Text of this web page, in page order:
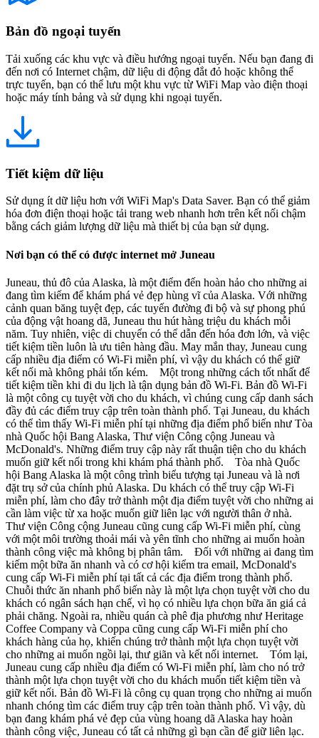
Bản đồ ngoại tuyến
Tải xuống các khu vực và điều hướng ngoại tuyến. Nếu bạn đang đi
đến nơi có Internet chậm, dữ liệu di động đắt đỏ hoặc không thể
trực tuyến, bạn có thể lưu một khu vực từ WiFi Map vào điện thoại
hoặc máy tính bảng và sử dụng khi ngoại tuyến.
Tiết kiệm dữ liệu
Sử dụng ít dữ liệu hơn với WiFi Map's Data Saver. Bạn có thể giảm
hóa đơn điện thoại hoặc tải trang web nhanh hơn trên kết nối chậm
bằng cách giảm lượng dữ liệu mà thiết bị của bạn sử dụng.
Nơi bạn có thể có được internet mở Juneau
Juneau, thủ đô của Alaska, là một điểm đến hoàn hảo cho những ai
đang tìm kiếm để khám phá vẻ đẹp hùng vĩ của Alaska. Với những
cảnh quan băng tuyệt đẹp, các tuyến đường đi bộ và sự phong phú
của động vật hoang dã, Juneau thu hút hàng triệu du khách mỗi
năm. Tuy nhiên, việc di chuyển có thể dẫn đến hóa đơn lớn, và việc
tiết kiệm tiền luôn là ưu tiên hàng đầu. May mắn thay, Juneau cung
cấp nhiều địa điểm có Wi-Fi miễn phí, vì vậy du khách có thể giữ
kết nối mà không phải tốn kém. Một trong những cách tốt nhất để
tiết kiệm tiền khi đi du lịch là tận dụng bản đồ Wi-Fi. Bản đồ Wi-Fi
là một công cụ tuyệt vời cho du khách, vì chúng cung cấp danh sách
đầy đủ các điểm truy cập trên toàn thành phố. Tại Juneau, du khách
có thể tìm thấy Wi-Fi miễn phí tại những địa điểm phổ biến như Tòa
nhà Quốc hội Bang Alaska, Thư viện Công cộng Juneau và
McDonald's. Những điểm truy cập này rất thuận tiện cho du khách
muốn giữ kết nối trong khi khám phá thành phố. Tòa nhà Quốc
hội Bang Alaska là một công trình biểu tượng tại Juneau và là nơi
đặt trụ sở của chính phủ Alaska. Du khách có thể truy cập Wi-Fi
miễn phí, làm cho đây trở thành một địa điểm tuyệt vời cho những ai
cần làm việc từ xa hoặc muốn giữ liên lạc với người thân ở nhà.
Thư viện Công cộng Juneau cũng cung cấp Wi-Fi miễn phí, cùng
với một môi trường thoải mái và yên tĩnh cho những ai muốn hoàn
thành công việc mà không bị phân tâm. Đối với những ai đang tìm
kiếm một bữa ăn nhanh và có cơ hội kiểm tra email, McDonald's
cung cấp Wi-Fi miễn phí tại tất cả các địa điểm trong thành phố.
Chuỗi thức ăn nhanh phổ biến này là một lựa chọn tuyệt vời cho du
khách có ngân sách hạn chế, vì họ có nhiều lựa chọn bữa ăn giá cả
phải chăng. Ngoài ra, nhiều quán cà phê địa phương như Heritage
Coffee Company và Coppa cũng cung cấp Wi-Fi miễn phí cho
khách hàng của họ, khiến chúng trở thành một lựa chọn tuyệt vời
cho những ai muốn ngồi lại, thư giãn và kết nối internet. Tóm lại,
Juneau cung cấp nhiều địa điểm có Wi-Fi miễn phí, làm cho nó trở
thành một lựa chọn tuyệt vời cho du khách muốn tiết kiệm tiền và
giữ kết nối. Bản đồ Wi-Fi là công cụ quan trọng cho những ai muốn
nhanh chóng tìm các điểm truy cập trên toàn thành phố. Vì vậy, dù
bạn đang khám phá vẻ đẹp của vùng hoang dã Alaska hay hoàn
thành công việc, Juneau có tất cả những gì bạn cần để giữ liên lạc.